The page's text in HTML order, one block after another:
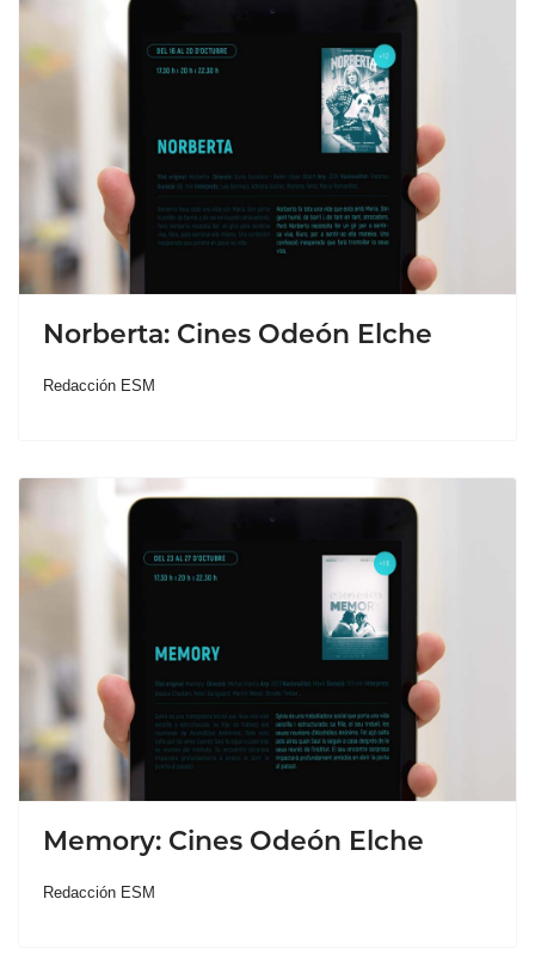
Norberta: Cines Odeón Elche
Redacción ESM
Memory: Cines Odeón Elche
Redacción ESM